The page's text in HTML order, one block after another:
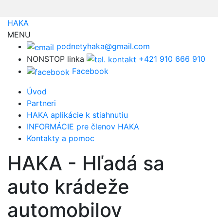
HAKA
MENU
podnetyhaka@gmail.com
NONSTOP linka
+421 910 666 910
Facebook
Úvod
Partneri
HAKA aplikácie k stiahnutiu
INFORMÁCIE pre členov HAKA
Kontakty a pomoc
HAKA - Hľadá sa
auto krádeže
automobilov